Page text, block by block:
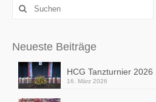
Suchen
nach:
Neueste Beiträge
HCG Tanzturnier 2026
16. März 2026